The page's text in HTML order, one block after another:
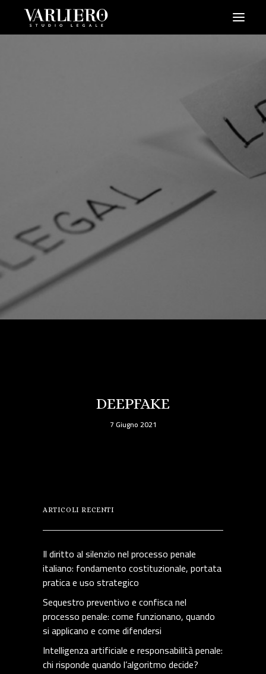
PRENDI UN APPUNTAMENTO
DEEPFAKE
7 Giugno 2021
ARTICOLI RECENTI
Il diritto al silenzio nel processo penale
italiano: fondamento costituzionale, portata
pratica e uso strategico
Sequestro preventivo e confisca nel
processo penale: come funzionano, quando
si applicano e come difendersi
Intelligenza artificiale e responsabilità penale:
chi risponde quando l’algoritmo decide?